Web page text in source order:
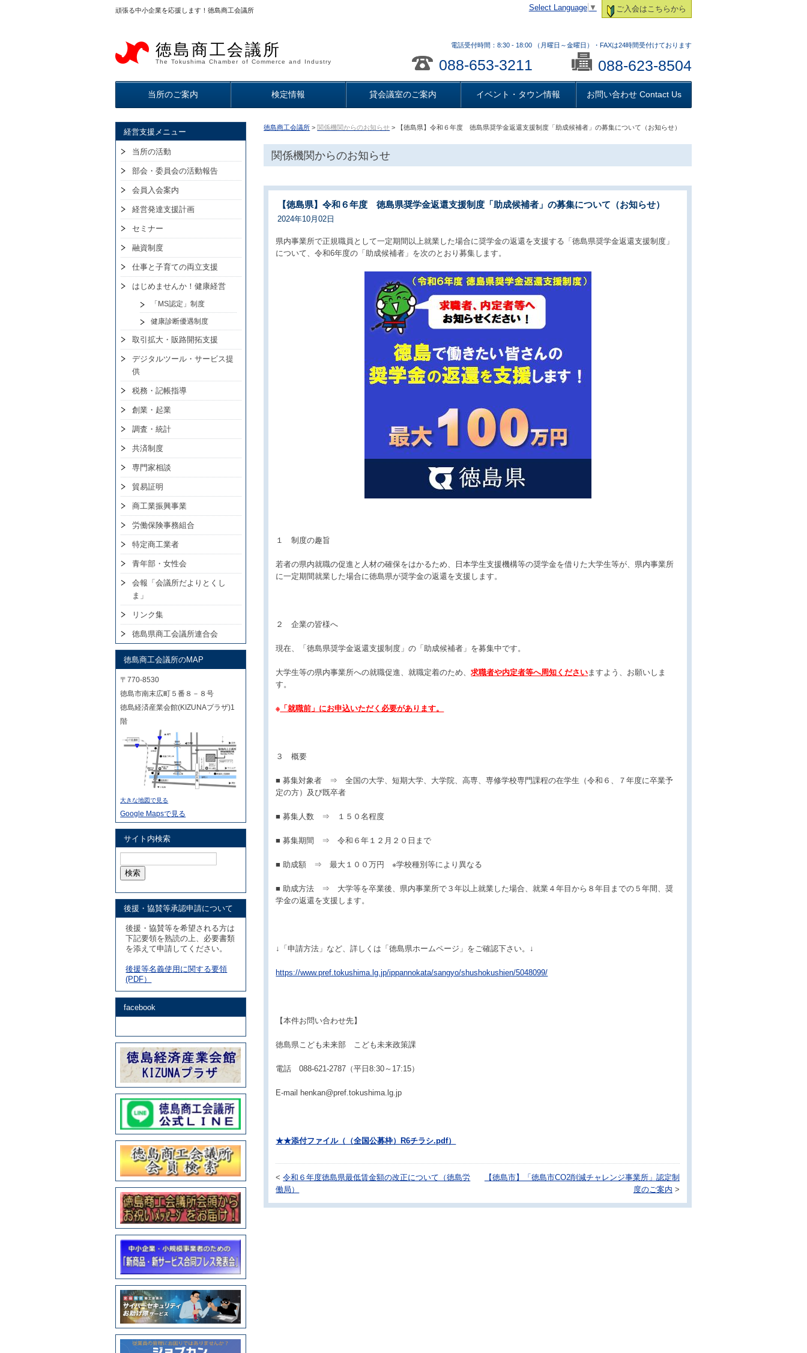
頑張る中小企業を応援します！徳島商工会議所 ご入会はこちらから
Select Language ▼
徳島商工会議所
The Tokushima Chamber of Commerce and Industry
電話受付時間：8:30 - 18:00 （月曜日～金曜日）・FAXは24時間受付けております
088-653-3211 088-623-8504
当所のご案内 検定情報 貸会議室のご案内 イベント・タウン情報 お問い合わせ Contact Us
徳島商工会議所 > 関係機関からのお知らせ > 【徳島県】令和６年度 徳島県奨学金返還支援制度「助成候補者」の募集について（お知らせ）
関係機関からのお知らせ
【徳島県】令和６年度 徳島県奨学金返還支援制度「助成候補者」の募集について（お知らせ）
2024年10月02日
県内事業所で正規職員として一定期間以上就業した場合に奨学金の返還を支援する「徳島県奨学金返還支援制度」
について、令和6年度の「助成候補者」を次のとおり募集します。
１ 制度の趣旨
若者の県内就職の促進と人材の確保をはかるため、日本学生支援機構等の奨学金を借りた大学生等が、県内事業所
に一定期間就業した場合に徳島県が奨学金の返還を支援します。
２ 企業の皆様へ
現在、「徳島県奨学金返還支援制度」の「助成候補者」を募集中です。
大学生等の県内事業所への就職促進、就職定着のため、求職者や内定者等へ周知ください ますよう、お願いしま
す。
※ 「就職前」にお申込いただく必要があります。
３ 概要
■ 募集対象者 ⇒ 全国の大学、短期大学、大学院、高専、専修学校専門課程の在学生（令和６、７年度に卒業予
定の方）及び既卒者
■ 募集人数 ⇒ １５０名程度
■ 募集期間 ⇒ 令和６年１２月２０日まで
■ 助成額 ⇒ 最大１００万円 ※学校種別等により異なる
■ 助成方法 ⇒ 大学等を卒業後、県内事業所で３年以上就業した場合、就業４年目から８年目までの５年間、奨
学金の返還を支援します。
↓「申請方法」など、詳しくは「徳島県ホームページ」をご確認下さい。↓
https://www.pref.tokushima.lg.jp/ippannokata/sangyo/shushokushien/5048099/
【本件お問い合わせ先】
徳島県こども未来部 こども未来政策課
電話 088-621-2787（平日8:30～17:15）
E-mail henkan@pref.tokushima.lg.jp
★★添付ファイル（（全国公募枠）R6チラシ.pdf）
<令和６年度徳島県最低賃金額の改正について（徳島労
働局）
【徳島市】「徳島市CO2削減チャレンジ事業所」認定制
度のご案内 >
経営支援メニュー
当所の活動
部会・委員会の活動報告
会員入会案内
経営発達支援計画
セミナー
融資制度
仕事と子育ての両立支援
はじめませんか！健康経営
「MS認定」制度
健康診断優遇制度
取引拡大・販路開拓支援
デジタルツール・サービス提
供
税務・記帳指導
創業・起業
調査・統計
共済制度
専門家相談
貿易証明
商工業振興事業
労働保険事務組合
特定商工業者
青年部・女性会
会報「会議所だよりとくし
ま」
リンク集
徳島県商工会議所連合会
徳島商工会議所のMAP
〒770-8530
徳島市南末広町５番８－８号
徳島経済産業会館(KIZUNAプラザ)1
階
大きな地図で見る
Google Mapsで見る
サイト内検索
索:
後援・協賛等承認申請について
後援・協賛等を希望される方は
下記要領を熟読の上、必要書類
を添えて申請してください。
後援等名義使用に関する要領
(PDF）
facebook